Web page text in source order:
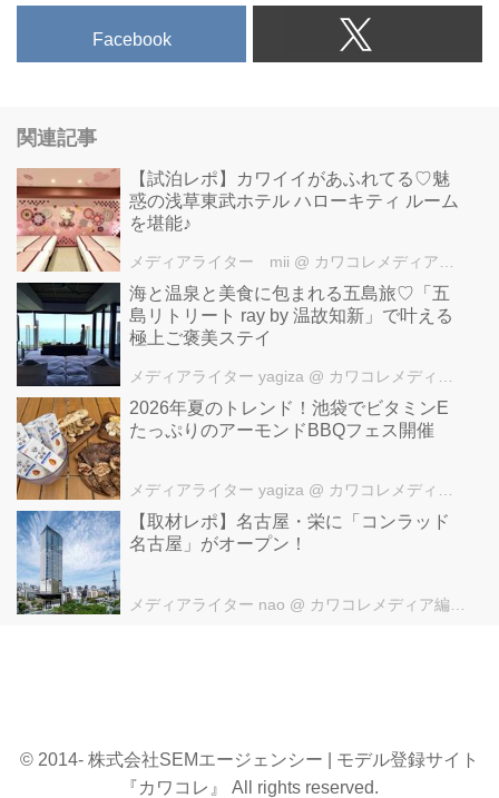
Facebook
関連記事
【試泊レポ】カワイイがあふれてる♡魅
惑の浅草東武ホテル ハローキティ ルーム
を堪能♪
メディアライター mii @ カワコレメディア編集部
海と温泉と美食に包まれる五島旅♡「五
島リトリート ray by 温故知新」で叶える
極上ご褒美ステイ
メディアライター yagiza @ カワコレメディア編集部
2026年夏のトレンド！池袋でビタミンE
たっぷりのアーモンドBBQフェス開催
メディアライター yagiza @ カワコレメディア編集部
【取材レポ】名古屋・栄に「コンラッド
名古屋」がオープン！
メディアライター nao @ カワコレメディア編集部
© 2014- 株式会社SEMエージェンシー | モデル登録サイト
『カワコレ』 All rights reserved.